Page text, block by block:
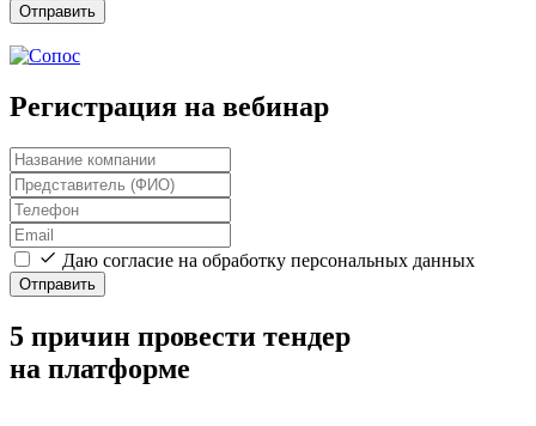
Отправить
Регистрация на вебинар
Даю согласие на обработку персональных данных
Отправить
5 причин провести тендер
на платформе